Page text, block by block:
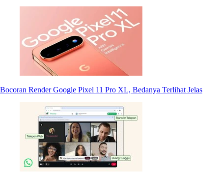
Bocoran Render Google Pixel 11 Pro XL, Bedanya Terlihat Jelas